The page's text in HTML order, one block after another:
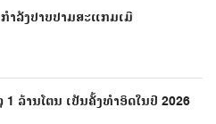
ຳລັງປາບປາມສະແກມເມີ
ລ້ານໂຕນ ເປັນຄັ້ງທຳອິດໃນປີ 2026